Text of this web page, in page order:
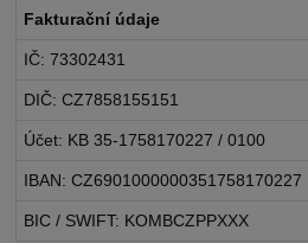
Fakturační údaje
IČ: 73302431
DIČ: CZ7858155151
Účet: KB 35-1758170227 / 0100
IBAN: CZ6901000000351758170227
BIC / SWIFT: KOMBCZPPXXX